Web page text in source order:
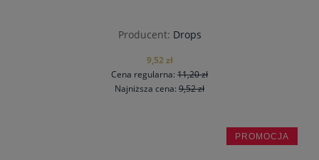
Producent: Drops
9,52 zł
Cena regularna: 11,20 zł
Najniższa cena: 9,52 zł
PROMOCJA